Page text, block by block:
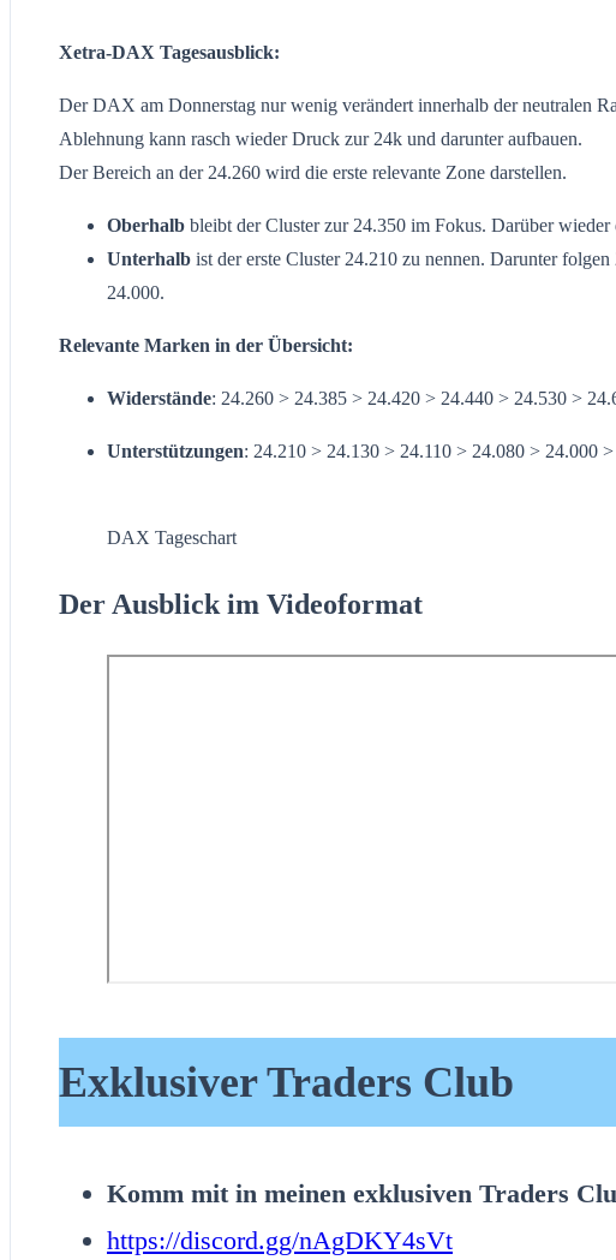
Xetra-DAX Tagesausblick:
Der DAX am Donnerstag nur wenig verändert innerhalb der neutralen
Ablehnung kann rasch wieder Druck zur 24k und darunter aufbauen.
Der Bereich an der 24.260 wird die erste relevante Zone darstellen.
Oberhalb bleibt der Cluster zur 24.350 im Fokus. Darüber
Unterhalb ist der erste Cluster 24.210 zu nennen. Darunter
24.000.
Relevante Marken in der Übersicht:
Widerstände: 24.260 > 24.385 > 24.420 > 24.440 > 24.530 >
Unterstützungen: 24.210 > 24.130 > 24.110 > 24.080 > 24.000
DAX Tageschart
Der Ausblick im Videoformat
Exklusiver Traders Club
Komm mit in meinen exklusiven Traders
https://discord.gg/nAgDKY4sVt